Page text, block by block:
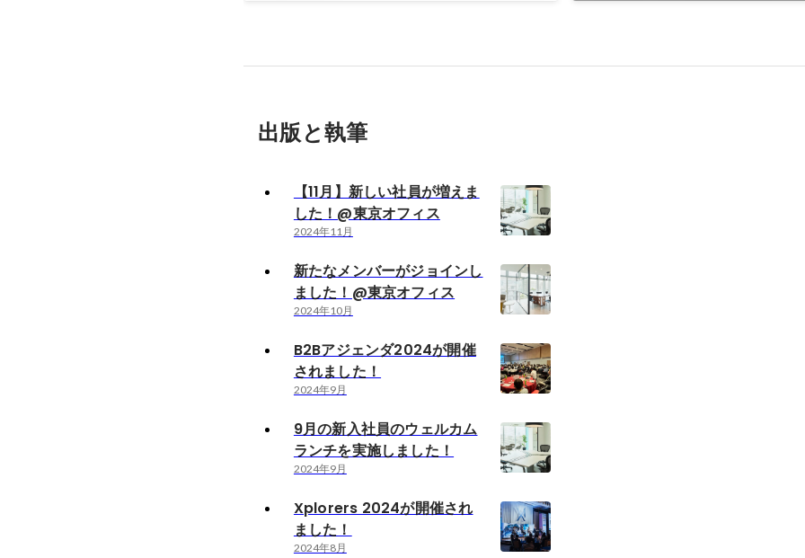
出版と執筆
【11月】新しい社員が増えま
した！@東京オフィス
2024年11月
新たなメンバーがジョインし
ました！@東京オフィス
2024年10月
B2Bアジェンダ2024が開催
されました！
2024年9月
9月の新入社員のウェルカム
ランチを実施しました！
2024年9月
Xplorers 2024が開催され
ました！
2024年8月